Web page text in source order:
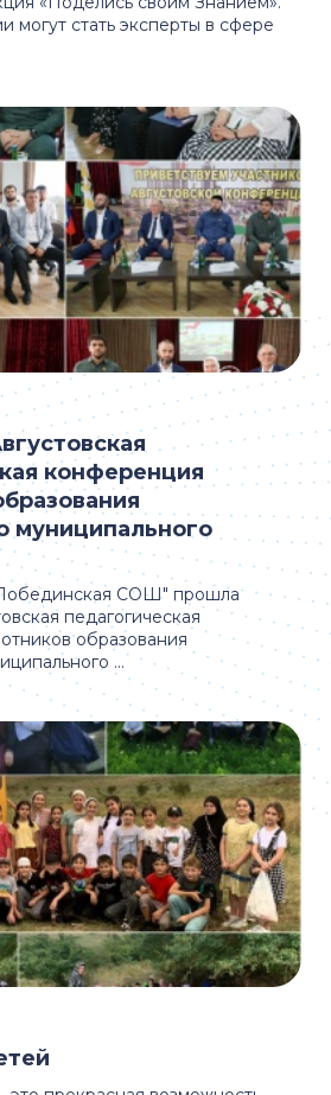
могут стать эксперты в сфере
СОШ" прошла
педагогическая
образования
...
конференция
муниципального